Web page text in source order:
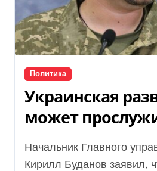
Политика
Украинская
может
чиновников из
детали
Начальник Главного управления разведки
Кирилл Буданов заявил,